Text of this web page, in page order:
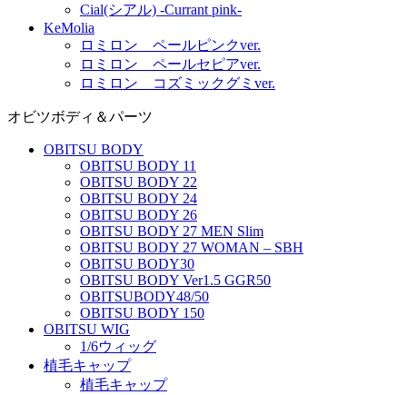
Cial(シアル) -Currant pink-
KeMolia
ロミロン ペールピンクver.
ロミロン ペールセピアver.
ロミロン コズミックグミver.
オビツボディ＆パーツ
OBITSU BODY
OBITSU BODY 11
OBITSU BODY 22
OBITSU BODY 24
OBITSU BODY 26
OBITSU BODY 27 MEN Slim
OBITSU BODY 27 WOMAN – SBH
OBITSU BODY30
OBITSU BODY Ver1.5 GGR50
OBITSUBODY48/50
OBITSU BODY 150
OBITSU WIG
1/6ウィッグ
植毛キャップ
植毛キャップ